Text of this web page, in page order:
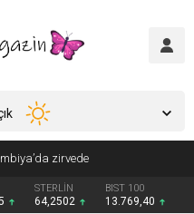
zirvede
STERLİN
64,2502
BIST 100
13.769,40